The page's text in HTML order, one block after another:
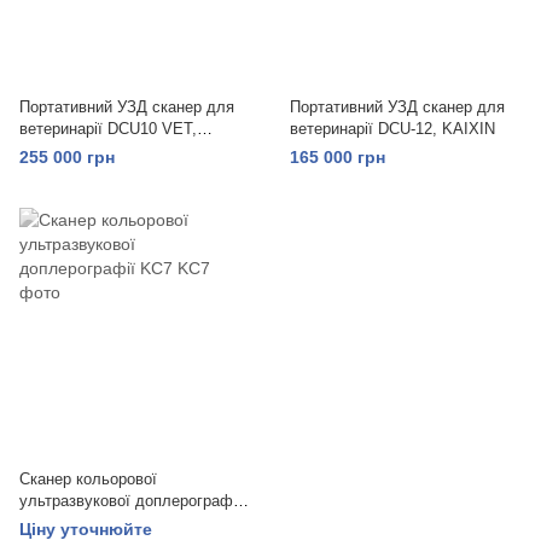
Портативний УЗД сканер для
ветеринарії DCU10 VET,
KAIXIN
255 000 грн
Портативний УЗД сканер для
ветеринарії DCU-12, KAIXIN
165 000 грн
Сканер кольорової
ультразвукової доплерографії
KC7
Ціну уточнюйте